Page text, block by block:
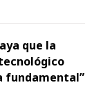
que la
fundamental”